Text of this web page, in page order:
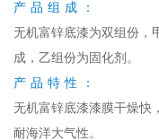
产品组成：
无机富锌底漆为双组份，
成，乙组份为固化剂。
产品特性：
无机富锌底漆漆膜干燥快
耐海洋大气性。